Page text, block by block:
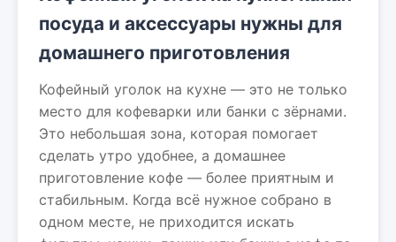
посуда и аксессуары нужны для
домашнего приготовления
Кофейный уголок на кухне — это не только
место для кофеварки или банки с зёрнами.
Это небольшая зона, которая помогает
сделать утро удобнее, а домашнее
приготовление кофе — более приятным и
стабильным. Когда всё нужное собрано в
одном месте, не приходится искать